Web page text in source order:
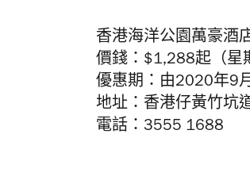
香港海洋公園萬豪酒
價錢： $1,288起（星
優惠期：由2020年9
地址：香港仔黃竹坑
電話： 3555 1688